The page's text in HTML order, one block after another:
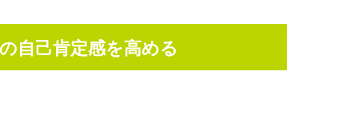
自己肯定感を高める